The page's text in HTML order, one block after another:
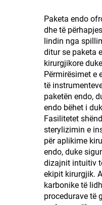
Paketa endo
dhe të
lindin nga
ditur se paketa
kirurgjikore
Përmirësimet e
të
paketën endo,
endo bëhet i
Fasilitetet
sterylizimin e
për aplikime
endo, duke
dizajnit intuitiv
ekipit kirurgjik.
karbonike të
procedurave të